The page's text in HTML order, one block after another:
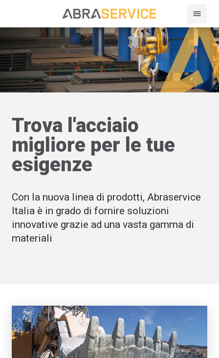
Trova l'acciaio
migliore per le tue
esigenze
Con la nuova linea di prodotti, Abraservice
Italia è in grado di fornire soluzioni
innovative grazie ad una vasta gamma di
materiali